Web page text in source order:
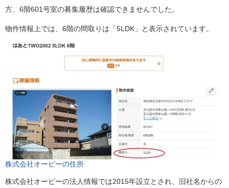
方、6階601号室の募集履歴は確認できませんでした。
物件情報上では、6階の間取りは「5LDK」と表示されています。
株式会社オービーの住所
株式会社オービーの法人情報では2015年設立とされ、旧社名からの